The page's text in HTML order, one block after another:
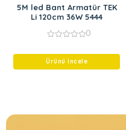
5M led Bant Armatür TEK
Li 120cm 36W 5444
of
0
Ürünü İncele